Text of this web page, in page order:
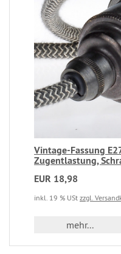
Vintage-Fassung
Zugentlastung,
EUR 18,98
inkl. 19 % USt zzgl.
mehr...